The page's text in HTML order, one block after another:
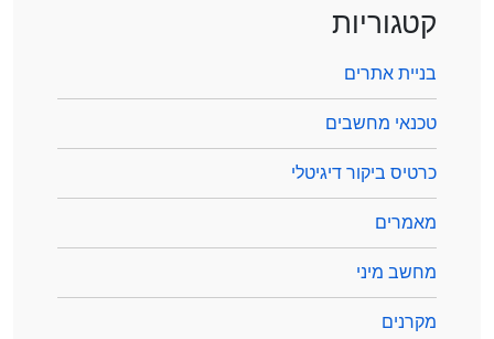
קטגוריות
בניית אתרים
טכנאי מחשבים
כרטיס ביקור דיגיטלי
מאמרים
מחשב מיני
מקרנים